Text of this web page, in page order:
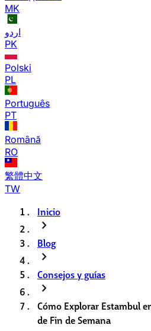
MK
اردو
PK
Polski
PL
Português
PT
Română
RO
繁體中文
TW
Inicio
chevron_right
Blog
chevron_right
Consejos y guías
chevron_right
Cómo Explorar Estambul
de Fin de Semana